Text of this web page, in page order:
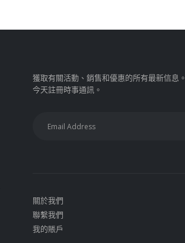
獲取有關活動、銷售和優惠的所有最新信息。
今天註冊時事通訊。
關於我們
聯繫我們
我的賬戶